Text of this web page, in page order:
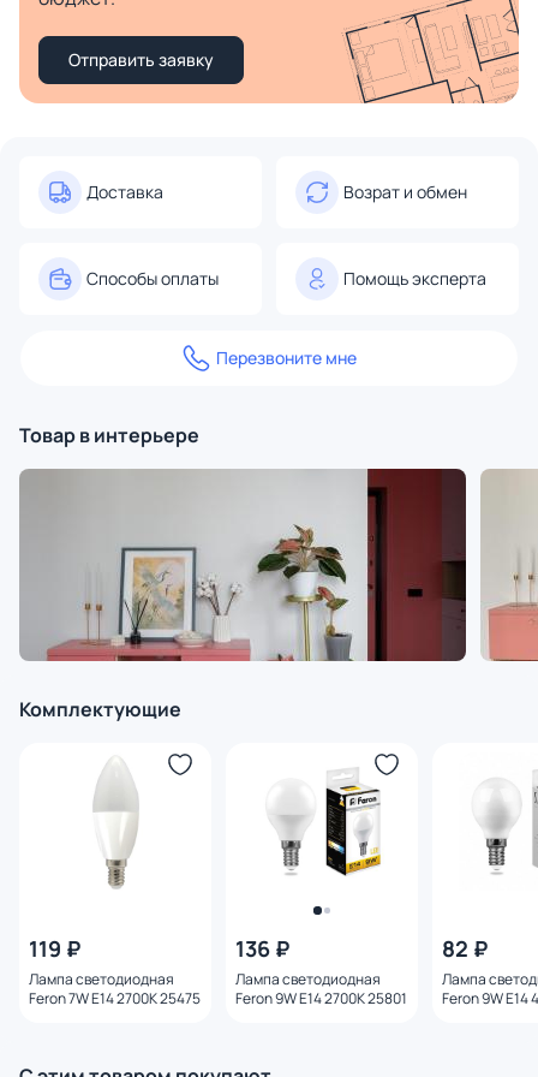
Отправить заявку
Доставка Возрат и обмен
Способы оплаты Помощь эксперта
Перезвоните мне
Товар в интерьере
Комплектующие
119 ₽
Лампа светодиодная
Feron 7W E14 2700K 25475
136 ₽
Лампа светодиодная
Feron 9W E14 2700K 25801
82 ₽
Лампа
Feron 9W E14